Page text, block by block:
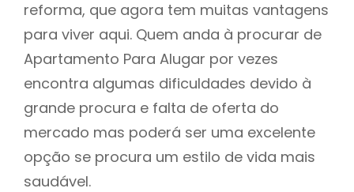
reforma, que agora tem muitas vantagens
para viver aqui. Quem anda à procurar de
Apartamento Para Alugar por vezes
encontra algumas dificuldades devido à
grande procura e falta de oferta do
mercado mas poderá ser uma excelente
opção se procura um estilo de vida mais
saudável.